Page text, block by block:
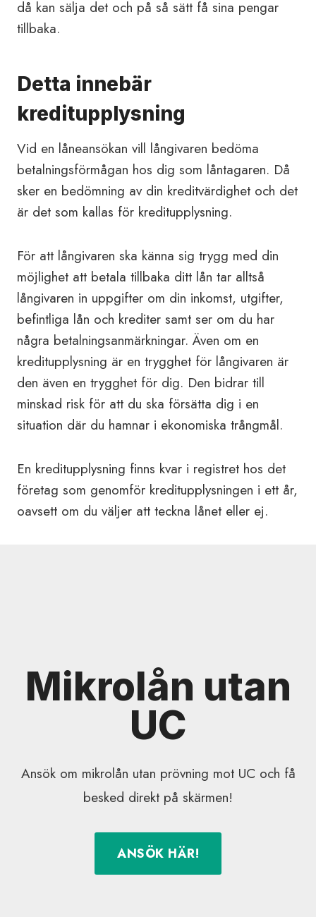
då kan sälja det och på så sätt få sina pengar
tillbaka.
Detta innebär
kreditupplysning
Vid en låneansökan vill långivaren bedöma
betalningsförmågan hos dig som låntagaren. Då
sker en bedömning av din kreditvärdighet och det
är det som kallas för kreditupplysning.
För att långivaren ska känna sig trygg med din
möjlighet att betala tillbaka ditt lån tar alltså
långivaren in uppgifter om din inkomst, utgifter,
befintliga lån och krediter samt ser om du har
några betalningsanmärkningar. Även om en
kreditupplysning är en trygghet för långivaren är
den även en trygghet för dig. Den bidrar till
minskad risk för att du ska försätta dig i en
situation där du hamnar i ekonomiska trångmål.
En kreditupplysning finns kvar i registret hos det
företag som genomför kreditupplysningen i ett år,
oavsett om du väljer att teckna lånet eller ej.
Mikrolån utan
UC
Ansök om mikrolån utan prövning mot UC och få
besked direkt på skärmen!
ANSÖK HÄR!